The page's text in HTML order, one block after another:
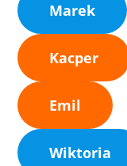
Marek
Kacper
Emil
Wiktoria